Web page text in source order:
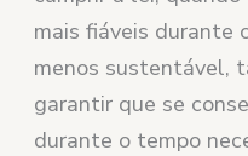
mais fiáveis durante
menos sustentável,
garantir que se
durante o tempo